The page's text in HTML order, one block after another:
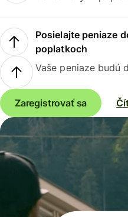
Posielajte peniaze
poplatkoch
Vaše peniaze budú
Zaregistrovať sa